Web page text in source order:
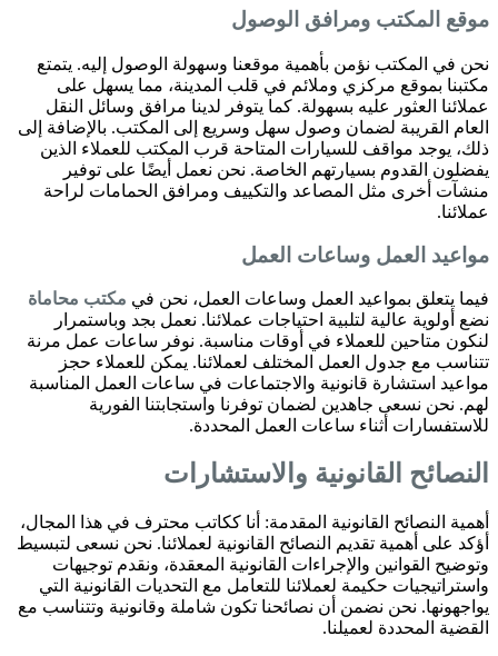
موقع المكتب ومرافق الوصول
نحن في المكتب نؤمن بأهمية موقعنا وسهولة الوصول إليه. يتمتع
مكتبنا بموقع مركزي وملائم في قلب المدينة، مما يسهل على
عملائنا العثور عليه بسهولة. كما يتوفر لدينا مرافق وسائل النقل
العام القريبة لضمان وصول سهل وسريع إلى المكتب. بالإضافة إلى
ذلك، يوجد مواقف للسيارات المتاحة قرب المكتب للعملاء الذين
يفضلون القدوم بسيارتهم الخاصة. نحن نعمل أيضًا على توفير
منشآت أخرى مثل المصاعد والتكييف ومرافق الحمامات لراحة
عملائنا.
مواعيد العمل وساعات العمل
فيما يتعلق بمواعيد العمل وساعات العمل، نحن في مكتب محاماة
نضع أولوية عالية لتلبية احتياجات عملائنا. نعمل بجد وباستمرار
لنكون متاحين للعملاء في أوقات مناسبة. نوفر ساعات عمل مرنة
تتناسب مع جدول العمل المختلف لعملائنا. يمكن للعملاء حجز
مواعيد استشارة قانونية والاجتماعات في ساعات العمل المناسبة
لهم. نحن نسعى جاهدين لضمان توفرنا واستجابتنا الفورية
للاستفسارات أثناء ساعات العمل المحددة.
النصائح القانونية والاستشارات
أهمية النصائح القانونية المقدمة: أنا ككاتب محترف في هذا المجال،
أؤكد على أهمية تقديم النصائح القانونية لعملائنا. نحن نسعى لتبسيط
وتوضيح القوانين والإجراءات القانونية المعقدة، ونقدم توجيهات
واستراتيجيات حكيمة لعملائنا للتعامل مع التحديات القانونية التي
يواجهونها. نحن نضمن أن نصائحنا تكون شاملة وقانونية وتتناسب مع
القضية المحددة لعميلنا.